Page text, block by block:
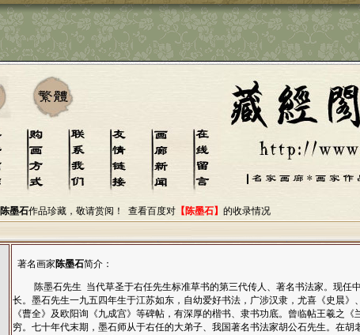
陈墨石作品珍藏，敬请赏阅！ 查看百度对【陈墨石】 的收录情况
著名画家 陈墨石简介：
陈墨石先生 当代草圣于右任先生标准草书的第三代传人、著名书法家。现任
长。墨石先生一九五四年生于江苏如东，自幼爱好书法，广涉汉隶，尤喜《史晨》
《曹全》及欧阳询《九成宫》等碑帖，有深厚的楷书、隶书功底。曾临帖王羲之《
穷。七十年代末期，墨石师从于右任的大弟子、我国著名书法家胡公石先生。在胡